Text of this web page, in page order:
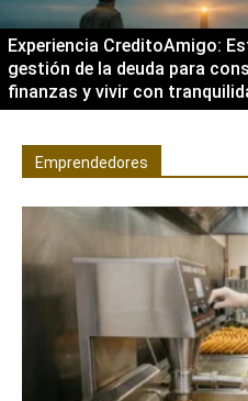
Experiencia CreditoAmigo:
gestión de la deuda para
finanzas y vivir con
Emprendedores